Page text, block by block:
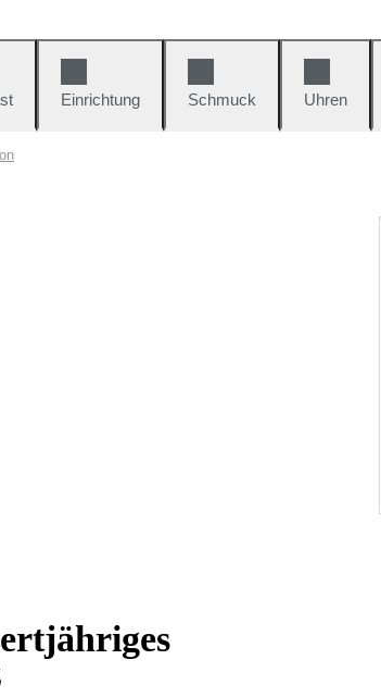
Einrichtung Schmuck Uhren